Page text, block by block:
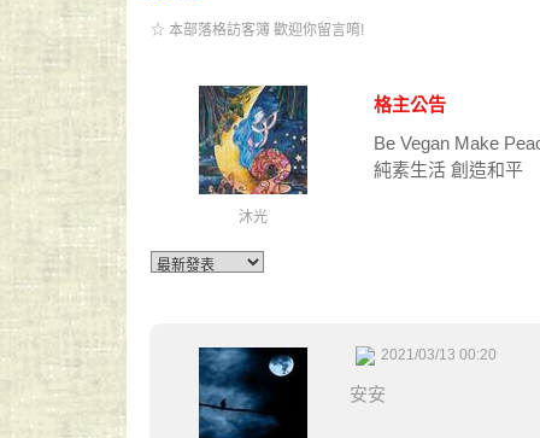
☆ 本部落格訪客簿 歡迎你留言唷!
沐光
格主公告
Be Vegan Make
純素生活 創造和平
2021/03/13 00:20
安安